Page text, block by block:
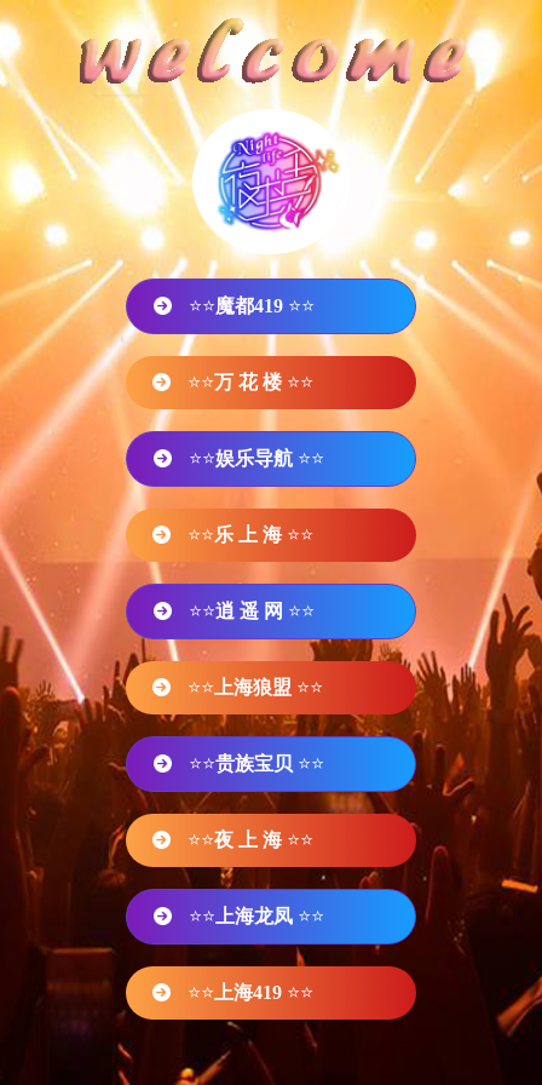
⭐⭐魔都419 ⭐⭐
⭐⭐万 花 楼 ⭐⭐
⭐⭐娱乐导航 ⭐⭐
⭐⭐乐 上 海 ⭐⭐
⭐⭐逍 遥 网 ⭐⭐
⭐⭐ 上海狼盟 ⭐⭐
⭐⭐贵族宝贝 ⭐⭐
⭐⭐夜 上 海 ⭐⭐
⭐⭐ 上海龙凤 ⭐⭐
⭐⭐ 上海419 ⭐⭐